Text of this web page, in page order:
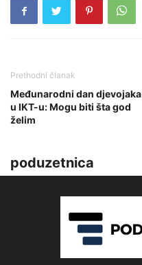
Prethodni članak
Međunarodni dan djevojaka
u IKT-u: Mogu biti šta god
želim
poduzetnica